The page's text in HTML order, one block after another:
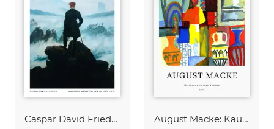
Caspar David Friedrich - der Wanderer über dem Nebelmeer August Macke: Kaufmann mit Krügen - Ausstellungsposter